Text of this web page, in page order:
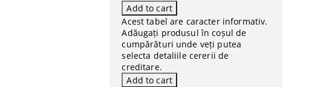
Acest tabel are caracter informativ.
Adăugați produsul în coșul de
cumpărături unde veți putea
selecta detaliile cererii de
creditare.